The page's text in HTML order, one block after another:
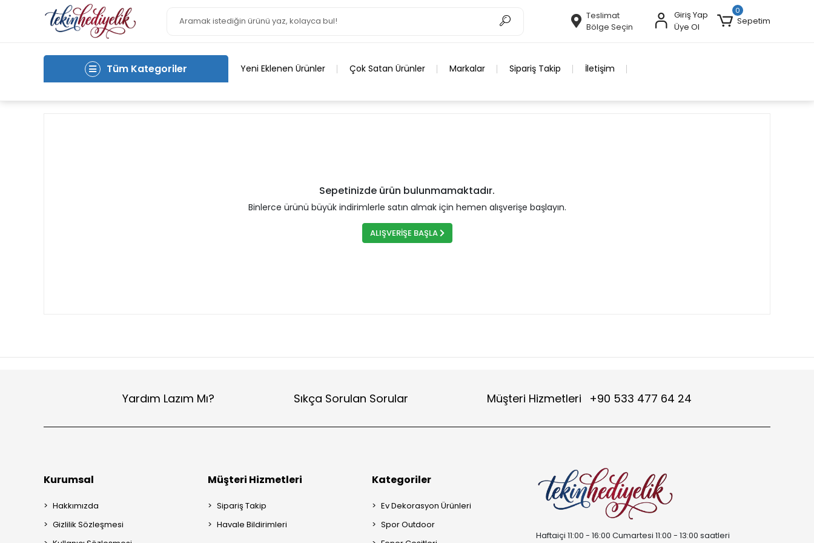
Teslimat
Bölge Seçin
Giriş Yap
Üye Ol
0
Sepetim
Tüm Kategoriler Yeni Eklenen Ürünler Çok Satan Ürünler Markalar Sipariş Takip İletişim
Sepetinizde ürün bulunmamaktadır.
Binlerce ürünü büyük indirimlerle satın almak için hemen alışverişe başlayın.
ALIŞVERİŞE BAŞLA
Yardım Lazım Mı? Sıkça Sorulan Sorular Müşteri Hizmetleri +90 533 477 64 24
Kurumsal
Hakkımızda
Gizlilik Sözleşmesi
Müşteri Hizmetleri
Sipariş Takip
Havale Bildirimleri
Kategoriler
Ev Dekorasyon Ürünleri
Spor Outdoor
Haftaiçi 11:00 - 16:00 Cumartesi 11:00 - 13:00 saatleri